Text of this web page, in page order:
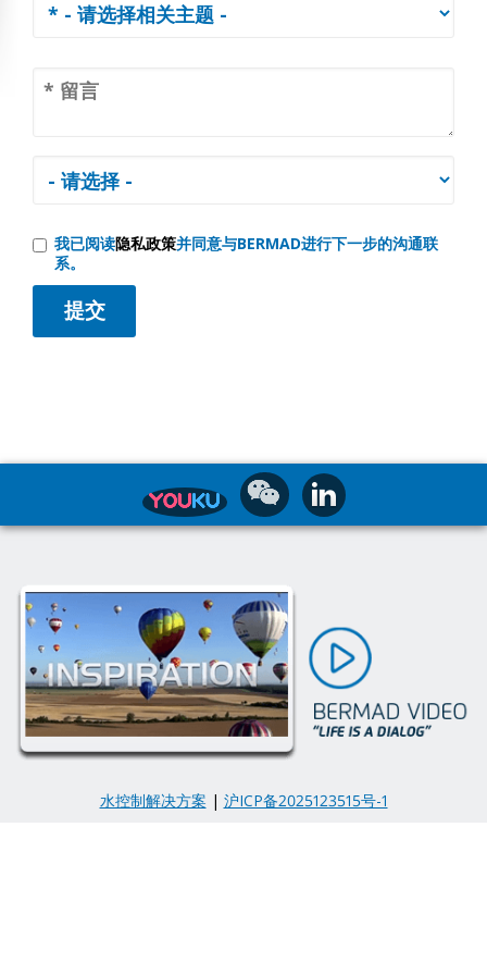
我已阅读隐私政策并同意与BERMAD进行下一步的沟通联
系。
水控制解决方案 | 沪ICP备2025123515号-1